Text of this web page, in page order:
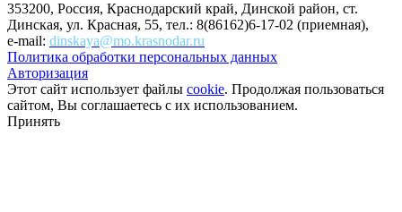
353200, Россия, Краснодарский край, Динской район, ст.
Динская, ул. Красная, 55, тел.: 8(86162)6-17-02 (приемная),
e-mail: dinskaya@mo.krasnodar.ru
Политика обработки персональных данных
Авторизация
Этот сайт использует файлы cookie. Продолжая пользоваться
сайтом, Вы соглашаетесь с их использованием.
Принять